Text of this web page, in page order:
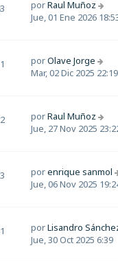
porRaul Muñoz
Jue, 01 Ene 2026
porOlave Jorge
Mar, 02 Dic 2025 22:19
porRaul Muñoz
Jue, 27 Nov 2025
porenrique sanmol
Jue, 06 Nov 2025
porLisandro
Jue, 30 Oct 2025 6:39